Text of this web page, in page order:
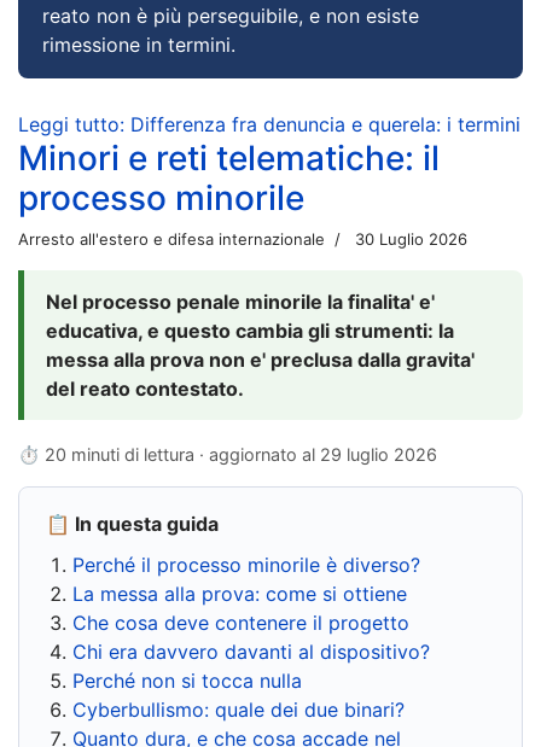
reato non è più perseguibile, e non esiste
rimessione in termini.
Leggi tutto: Differenza fra denuncia e querela: i termini
Minori e reti telematiche: il
processo minorile
Arresto all'estero e difesa internazionale 30 Luglio 2026
Nel processo penale minorile la finalita' e'
educativa, e questo cambia gli strumenti: la
messa alla prova non e' preclusa dalla gravita'
del reato contestato.
⏱ 20 minuti di lettura · aggiornato al 29 luglio 2026
📋 In questa guida
Perché il processo minorile è diverso?
La messa alla prova: come si ottiene
Che cosa deve contenere il progetto
Chi era davvero davanti al dispositivo?
Perché non si tocca nulla
Cyberbullismo: quale dei due binari?
Quanto dura, e che cosa accade nel